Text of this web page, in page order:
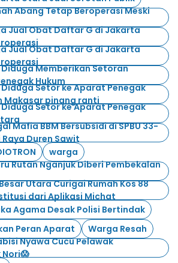
Abang Tetap Beroperasi Meski
Jual Obat Daftar G di Jakarta
Jual Obat Daftar G di Jakarta
Memberikan Setoran
Hukum
Setor ke Aparat Penegak
Makasar pinang ranti
Setor ke Aparat Penegak
Mafia BBM Bersubsidi di SPBU 33-
Duren Sawit
warga
Rutan Nganjuk Diberi Pembekalan
Utara Curigai Rumah Kos 88
dari Aplikasi Michat
Agama Desak Polisi Bertindak
Peran Aparat
Warga Resah
Nyawa Cucu Pelawak